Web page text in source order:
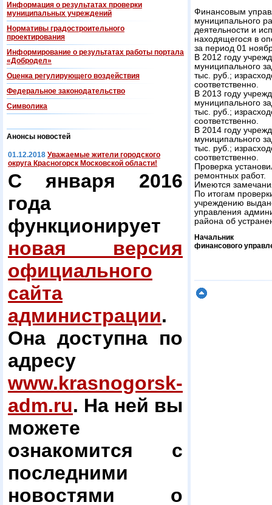
Информация о результатах проверки
муниципальных учреждений
Нормативы градостроительного
проектирования
Информирование о результатах работы портала
«Добродел»
Оценка регулирующего воздействия
Федеральнoe законодательство
Символика
Анонсы новостей
01.12.2018 Уважаемые жители городского
округа Красногорск Московской области!
С января 2016
года
функционирует
новая версия
официального
сайта
администрации.
Она доступна по
адресу
www.krasnogorsk-
adm.ru. На ней вы
можете
ознакомится с
последними
новостями о
Финансовым
муниципального
деятельности и
находящегося в
за период 01
В 2012 году
муниципального
тыс. руб.;
соответственно.
В 2013 году
муниципального
тыс. руб.;
соответственно.
В 2014 году
муниципального
тыс. руб.;
соответственно.
Проверка
ремонтных работ.
Имеются
По итогам
учреждению
управления
района об
Начальник
финансового